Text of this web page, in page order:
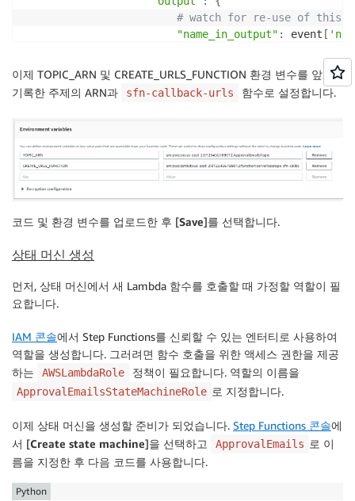
# watch for re-use of this
"name_in_output" : event [
# The rejection action that names
{
"error": "rejected",
"cause": event['name_in_input'
}
]
}
            FunctionName
)
        urls
# Compose email
        email_subject
= 'Step Functions example
        email_body
"""Hello {name},
        Approve:
        {approve}
이제 TOPIC_ARN 및 CREATE_URLS_FUNCTION 환경 변수를 앞서
기록한 주제의 ARN과
sfn-callback-urls 함수로 설정합니다.
코드 및 환경 변수를 업로드한 후 [Save]를 선택합니다.
상태 머신 생성
먼저, 상태 머신에서 새 Lambda 함수를 호출할 때 가정할 역할이 필
요합니다.
IAM 콘솔에서 Step Functions를 신뢰할 수 있는 엔터티로 사용하여
역할을 생성합니다. 그러려면 함수 호출을 위한 액세스 권한을 제공
하는
AWSLambdaRole 정책이 필요합니다. 역할의 이름을
ApprovalEmailsStateMachineRole 로 지정합니다.
이제 상태 머신을 생성할 준비가 되었습니다. Step Functions 콘솔에
서 [Create state machine]을 선택하고 ApprovalEmails 로 이
름을 지정한 후 다음 코드를 사용합니다.
Python